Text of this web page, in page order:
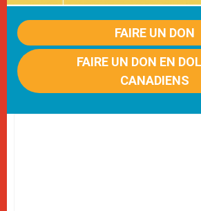
FAIRE UN DON
FAIRE UN DON EN
CANADIENS